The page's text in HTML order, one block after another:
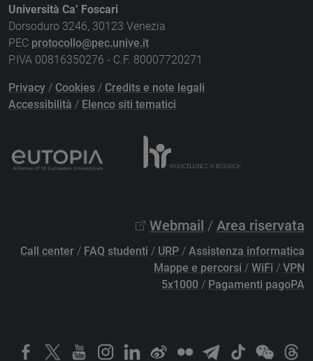
Università Ca’ Foscari
Dorsoduro 3246, 30123 Venezia
PEC protocollo@pec.unive.it
P.IVA 00816350276 - C.F. 80007720271
Privacy / Cookies / Credits e note legali
Accessibilità / Elenco siti tematici
Webmail / Area riservata
Call center / FAQ studenti / URP / Assistenza informatica
Mappe e percorsi / WiFi / VPN
5x1000 / Pagamenti pagoPA